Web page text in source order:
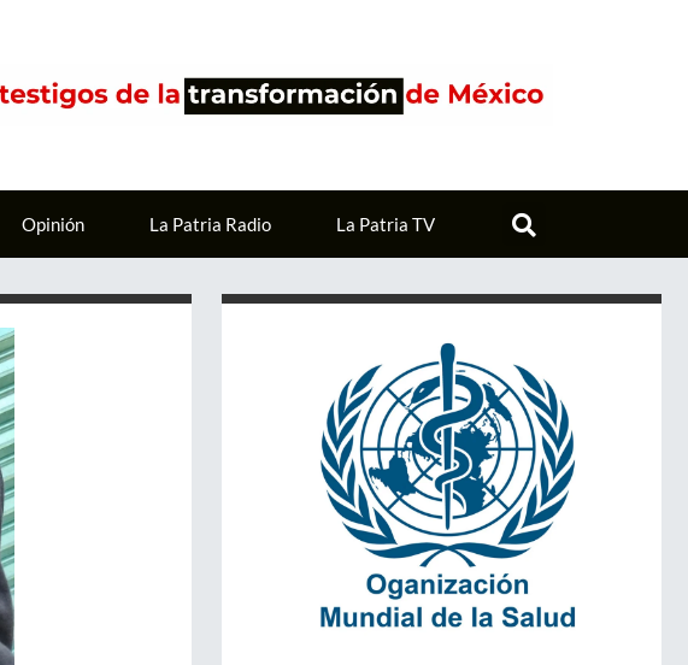
Opinión La Patria Radio La Patria TV